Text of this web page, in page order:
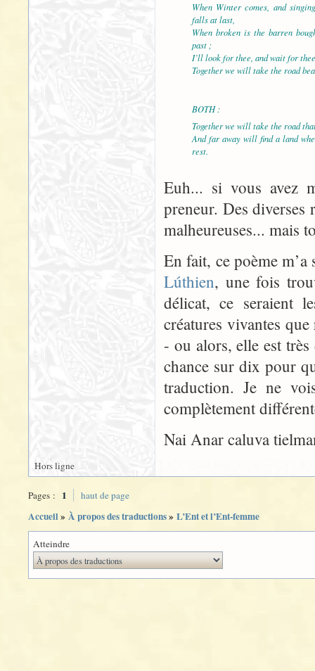
When Winter comes, and
falls at last,
When broken is the barren
past ;
I’ll look for thee, and wait for
Together we will take the road
BOTH :
Together we will take the road
And far away will find a land
rest.
Euh... si vous avez
preneur. Des diverses
malheureuses... mais
En fait, ce poème
Lúthien, une fois
délicat, ce seraient
créatures vivantes
- ou alors, elle est
chance sur dix pour
traduction. Je ne
complètement
Nai Anar caluva
Hors ligne
Pages : 1 haut de page
Accueil» À propos des traductions» L’Ent et l’Ent-femme
Atteindre